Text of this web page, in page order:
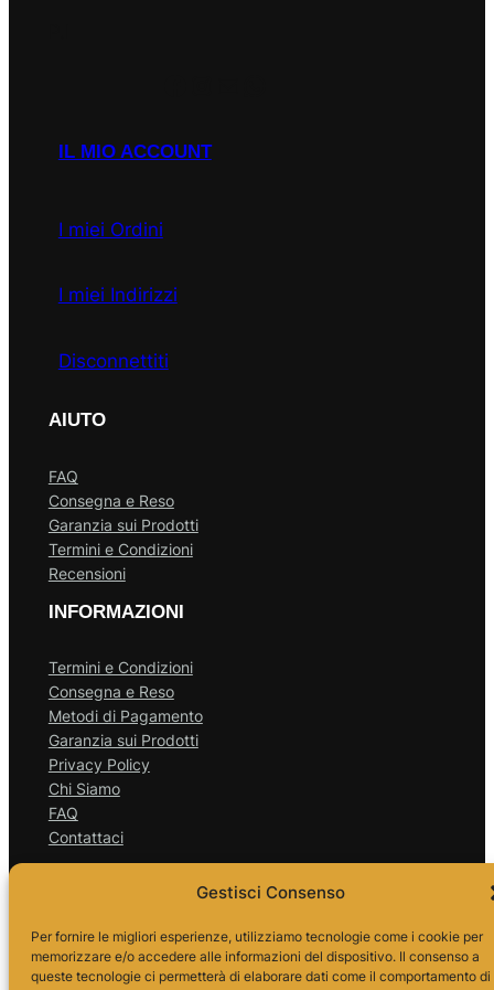
Gestisci Consenso
Per fornire le migliori esperienze, utilizziamo tecnologie come i cookie per
memorizzare e/o accedere alle informazioni del dispositivo. Il consenso a
queste tecnologie ci permetterà di elaborare dati come il comportamento di
IL MIO ACCOUNT
I miei Ordini
I miei Indirizzi
Disconnettiti
AIUTO
FAQ
Consegna e Reso
Garanzia sui Prodotti
Termini e Condizioni
Recensioni
INFORMAZIONI
Termini e Condizioni
Consegna e Reso
Metodi di Pagamento
Garanzia sui Prodotti
Privacy Policy
Chi Siamo
FAQ
Contattaci